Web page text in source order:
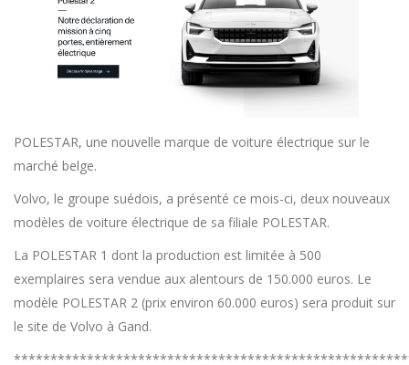
POLESTAR, une nouvelle marque de voiture électrique sur le
marché belge.
Volvo, le groupe suédois, a présenté ce mois-ci, deux nouveaux
modèles de voiture électrique de sa filiale POLESTAR.
La POLESTAR 1 dont la production est limitée à 500
exemplaires sera vendue aux alentours de 150.000 euros. Le
modèle POLESTAR 2 (prix environ 60.000 euros) sera produit sur
le site de Volvo à Gand.